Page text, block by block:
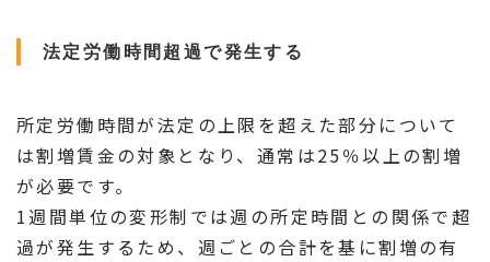
法定労働時間超過で発生する
所定労働時間が法定の上限を超えた部分について
は割増賃金の対象となり、通常は25％以上の割増
が必要です。
1週間単位の変形制では週の所定時間との関係で超
過が発生するため、週ごとの合計を基に割増の有